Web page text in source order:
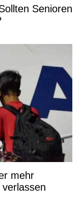
Senioren
mehr